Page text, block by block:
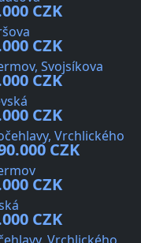
CZK
CZK
Svojsíkova
CZK
CZK
Vrchlického
CZK
CZK
CZK